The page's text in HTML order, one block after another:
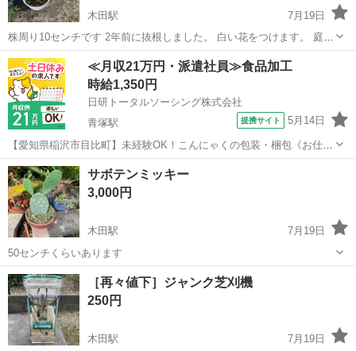
木田駅
7月19日
株周り10センチです 2年前に抜根しました。 白い花をつけます。 庭に
いかがですか地植えに最適です
愛知 稲沢市 木田駅 その他 薔薇
≪月収21万円・派遣社員≫食品加工
時給1,350円
日研トータルソーシング株式会社
青塚駅
提携サイト 5月14日
【愛知県稲沢市目比町】未経験OK！こんにゃくの包装・梱包《お仕事
No.7A134-JS》 お仕事について 冷凍倉庫内でのこんにゃくの包装・梱
包業務を担当します。最大で20kgの製品の取り扱いがあります。 ※業
務の変更、就...
愛知 稲沢市 青塚駅 その他
サボテンミッキー
3,000円
木田駅
7月19日
50センチくらいあります
愛知 稲沢市 木田駅 サボテン
［再々値下］ジャンク芝刈機
250円
木田駅
7月19日